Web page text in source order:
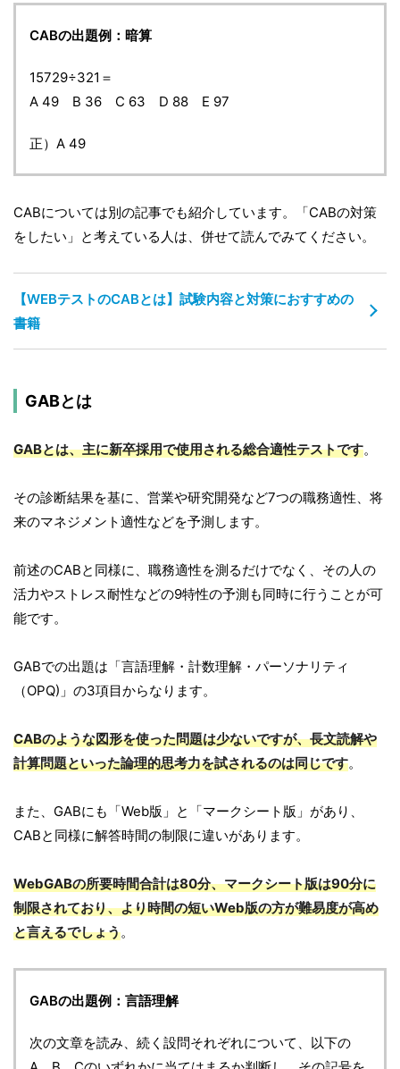
CABの出題例：暗算
15729÷321＝
A 49 B 36 C 63 D 88 E 97
正）A 49
CABについては別の記事でも紹介しています。「CABの対策
をしたい」と考えている人は、併せて読んでみてください。
【WEBテストのCABとは】試験内容と対策におすすめの
書籍
GABとは
GABとは、主に新卒採用で使用される総合適性テストです。
その診断結果を基に、営業や研究開発など7つの職務適性、将
来のマネジメント適性などを予測します。
前述のCABと同様に、職務適性を測るだけでなく、その人の
活力やストレス耐性などの9特性の予測も同時に行うことが可
能です。
GABでの出題は「言語理解・計数理解・パーソナリティ
（OPQ)」の3項目からなります。
CABのような図形を使った問題は少ないですが、長文読解や
計算問題といった論理的思考力を試されるのは同じです。
また、GABにも「Web版」と「マークシート版」があり、
CABと同様に解答時間の制限に違いがあります。
WebGABの所要時間合計は80分、マークシート版は90分に
制限されており、より時間の短いWeb版の方が難易度が高め
と言えるでしょう。
GABの出題例：言語理解
次の文章を読み、続く設問それぞれについて、以下の